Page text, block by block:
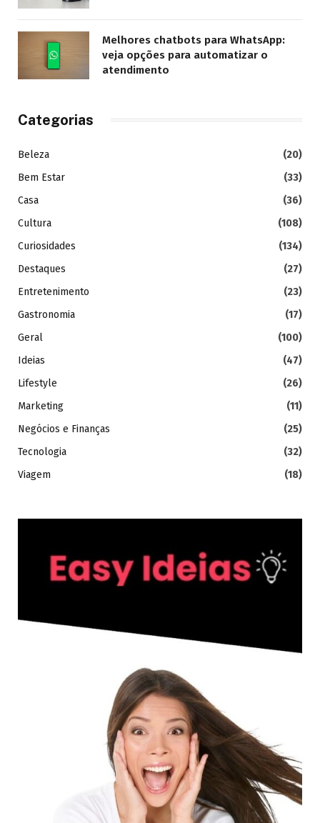
Melhores chatbots para WhatsApp:
veja opções para automatizar o
atendimento
Categorias
Beleza
(20)
Bem Estar
(33)
Casa
(36)
Cultura
(108)
Curiosidades
(134)
Destaques
(27)
Entretenimento
(23)
Gastronomia
(17)
Geral
(100)
Ideias
(47)
Lifestyle
(26)
Marketing
(11)
Negócios e Finanças
(25)
Tecnologia
(32)
Viagem
(18)